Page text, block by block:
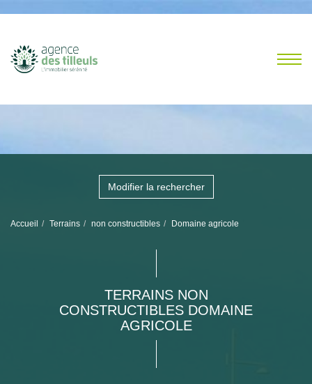
Modifier la rechercher
Accueil Terrains non constructibles Domaine agricole
TERRAINS NON
CONSTRUCTIBLES DOMAINE
AGRICOLE